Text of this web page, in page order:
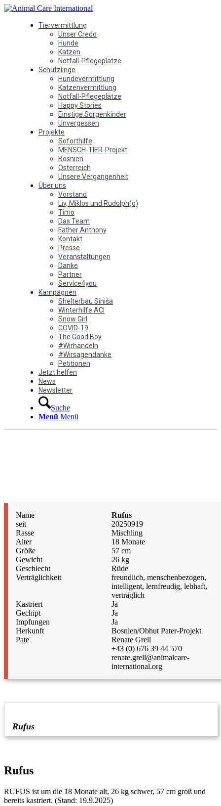
Tiervermittlung
Unser Credo
Hunde
Katzen
Notfall-Pflegeplätze
Schützlinge
Hundevermittlung
Katzenvermittlung
Notfall-Pflegeplätze
Happy Stories
Einstige Sorgenkinder
Unvergessen
Projekte
Soforthilfe
MENSCH-TIER-Projekt
Bosnien
Österreich
Unsere Vergangenheit
Über uns
Vorstand
Liv, Miklos und Rudolph(o)
Timo
Das Team
Father Anthony
Kontakt
Presse
Veranstaltungen
Danke
Partner
Service4you
Kampagnen
Shelterbau Siniša
Winterhilfe ACI
Snow Girl
COVID-19
The Good Boy
#Wirhandeln
#Wirsagendanke
Petitionen
Jetzt helfen
News
Newsletter
Suche
Menü Menü
Name
Rufus
seit
20250919
Rasse
Mischling
Alter
18 Monate
Größe
57 cm
Gewicht
26 kg
Geschlecht
Rüde
Verträglichkeit
freundlich, menschenbezogen,
intelligent, lernfreudig, lebhaft,
verträglich
Kastriert
Ja
Gechipt
Ja
Impfungen
Ja
Herkunft
Bosnien/Obhut Pater-Projekt
Pate
Renate Grell
+43 (0) 676 39 44 570
renate.grell@animalcare-
international.org
Rufus
Rufus
RUFUS ist um die 18 Monate alt, 26 kg schwer, 57 cm groß und
bereits kastriert. (Stand: 19.9.2025)